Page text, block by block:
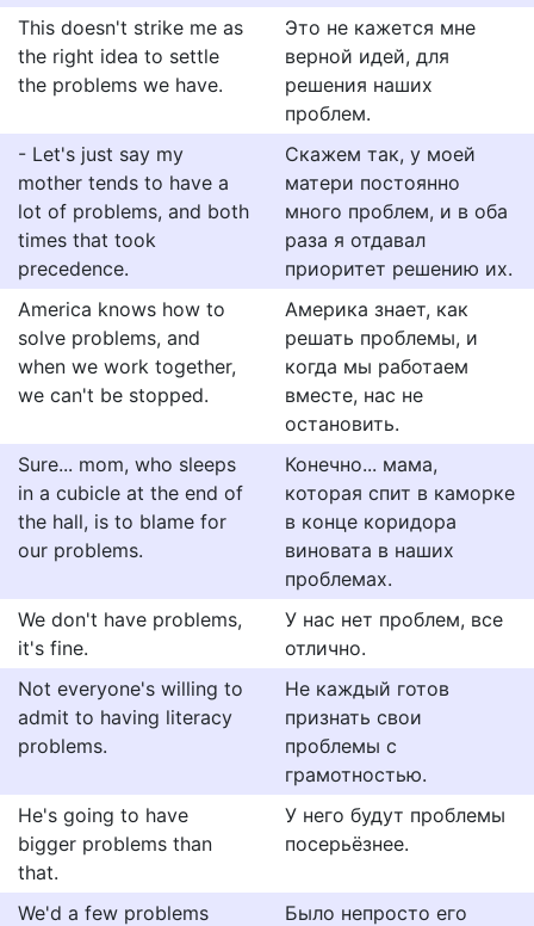
This doesn't strike me as
the right idea to settle
the problems we have.
Это не кажется мне
верной идей, для
решения наших
проблем.
- Let's just say my
mother tends to have a
lot of problems, and both
times that took
precedence.
Скажем так, у моей
матери постоянно
много проблем, и в оба
раза я отдавал
приоритет решению их.
America knows how to
solve problems, and
when we work together,
we can't be stopped.
Америка знает, как
решать проблемы, и
когда мы работаем
вместе, нас не
остановить.
Sure... mom, who sleeps
in a cubicle at the end of
the hall, is to blame for
our problems.
Конечно... мама,
которая спит в каморке
в конце коридора
виновата в наших
проблемах.
We don't have problems,
it's fine.
У нас нет проблем, все
отлично.
Not everyone's willing to
admit to having literacy
problems.
Не каждый готов
признать свои
проблемы с
грамотностью.
He's going to have
bigger problems than
that.
У него будут проблемы
посерьёзнее.
We'd a few problems
Было непросто его